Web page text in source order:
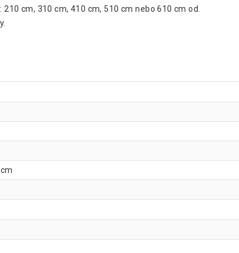
cm, 310 cm, 410 cm, 510 cm nebo 610 cm od.